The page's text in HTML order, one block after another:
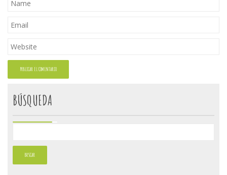
BÚSQUEDA